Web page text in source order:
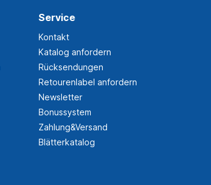
Service
Kontakt
Katalog anfordern
Rücksendungen
Retourenlabel anfordern
Newsletter
Bonussystem
Zahlung&Versand
Blätterkatalog